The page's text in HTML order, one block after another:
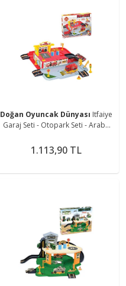
Doğan Oyuncak Dünyası Itfaiye
Garaj Seti - Otopark Seti - Araba
1.113,90 TL